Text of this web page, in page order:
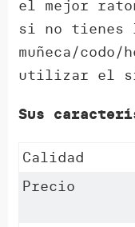
el mejor
si no tienes
muñeca/
utilizar el
Sus
Calidad
Precio